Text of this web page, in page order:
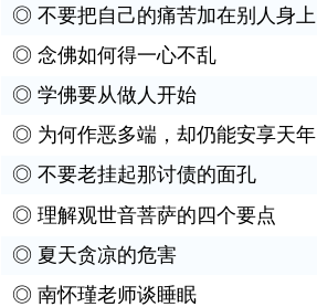
◎ 不要把自己的痛苦加在别人身上
◎ 念佛如何得一心不乱
◎ 学佛要从做人开始
◎ 为何作恶多端，却仍能安享天年
◎ 不要老挂起那讨债的面孔
◎ 理解观世音菩萨的四个要点
◎ 夏天贪凉的危害
◎ 南怀瑾老师谈睡眠